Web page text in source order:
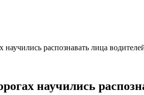
распознавать лица
научились